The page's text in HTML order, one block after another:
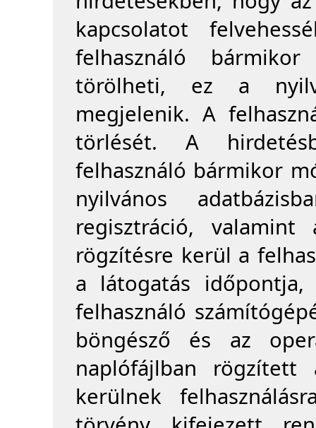
kapcsolatot
felhasználó
törölheti, ez a
megjelenik. A
törlését. A
felhasználó bármikor
nyilvános
regisztráció,
rögzítésre kerül a
a látogatás
felhasználó
böngésző és az
naplófájlban rögzített
kerülnek